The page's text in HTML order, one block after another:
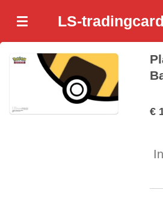
direct
naar
de
hoofdinhoud
LS-
€